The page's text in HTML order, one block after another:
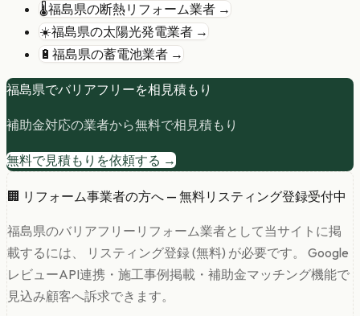
🌡️福島県の断熱リフォーム業者 →
☀️福島県の太陽光発電業者 →
🔋 福島県の蓄電池業者 →
福島県でバリアフリーを相見積もり
補助金対応の業者から無料で相見積もり
無料で見積もりを依頼する →
🏢 リフォーム事業者の方へ — 無料リスティング登録受付中
福島県のバリアフリー リフォーム業者として当サイトに掲
載するには、 リスティング登録 (無料) が必要です。 Google
レビューAPI連携・施工事例掲載・補助金マッチング機能で
見込み顧客へ訴求できます。